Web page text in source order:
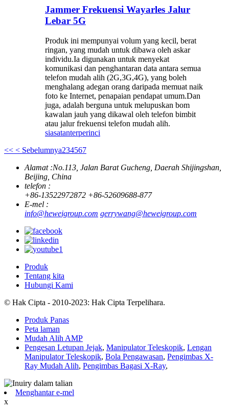
Jammer Frekuensi Wayarles Jalur
Lebar 5G
Produk ini mempunyai volum yang kecil, berat
ringan, yang mudah untuk dibawa oleh askar
individu.Ia digunakan untuk menyekat
komunikasi dan penghantaran data antara semua
telefon mudah alih (2G,3G,4G), yang boleh
menghalang adegan orang daripada memuat naik
foto ke Internet, penapaian pendapat umum.Dan
juga, adalah berguna untuk melupuskan bom
kawalan jauh yang dikawal oleh telefon bimbit
atau jalur frekuensi telefon mudah alih.
siasatanterperinci
<< < Sebelumnya234567
Alamat :No.113, Jalan Barat Gucheng, Daerah Shijingshan,
Beijing, China
telefon :
+86-13522972872 +86-52609688-877
E-mel :
info@heweigroup.com gerrywang@heweigroup.com
Produk
Tentang kita
Hubungi Kami
© Hak Cipta - 2010-2023: Hak Cipta Terpelihara.
Produk Panas
Peta laman
Mudah Alih AMP
Pengesan Letupan Jejak, Manipulator Teleskopik, Lengan
Manipulator Teleskopik, Bola Pengawasan, Pengimbas X-
Ray Mudah Alih, Pengimbas Bagasi X-Ray,
Menghantar e-mel
x